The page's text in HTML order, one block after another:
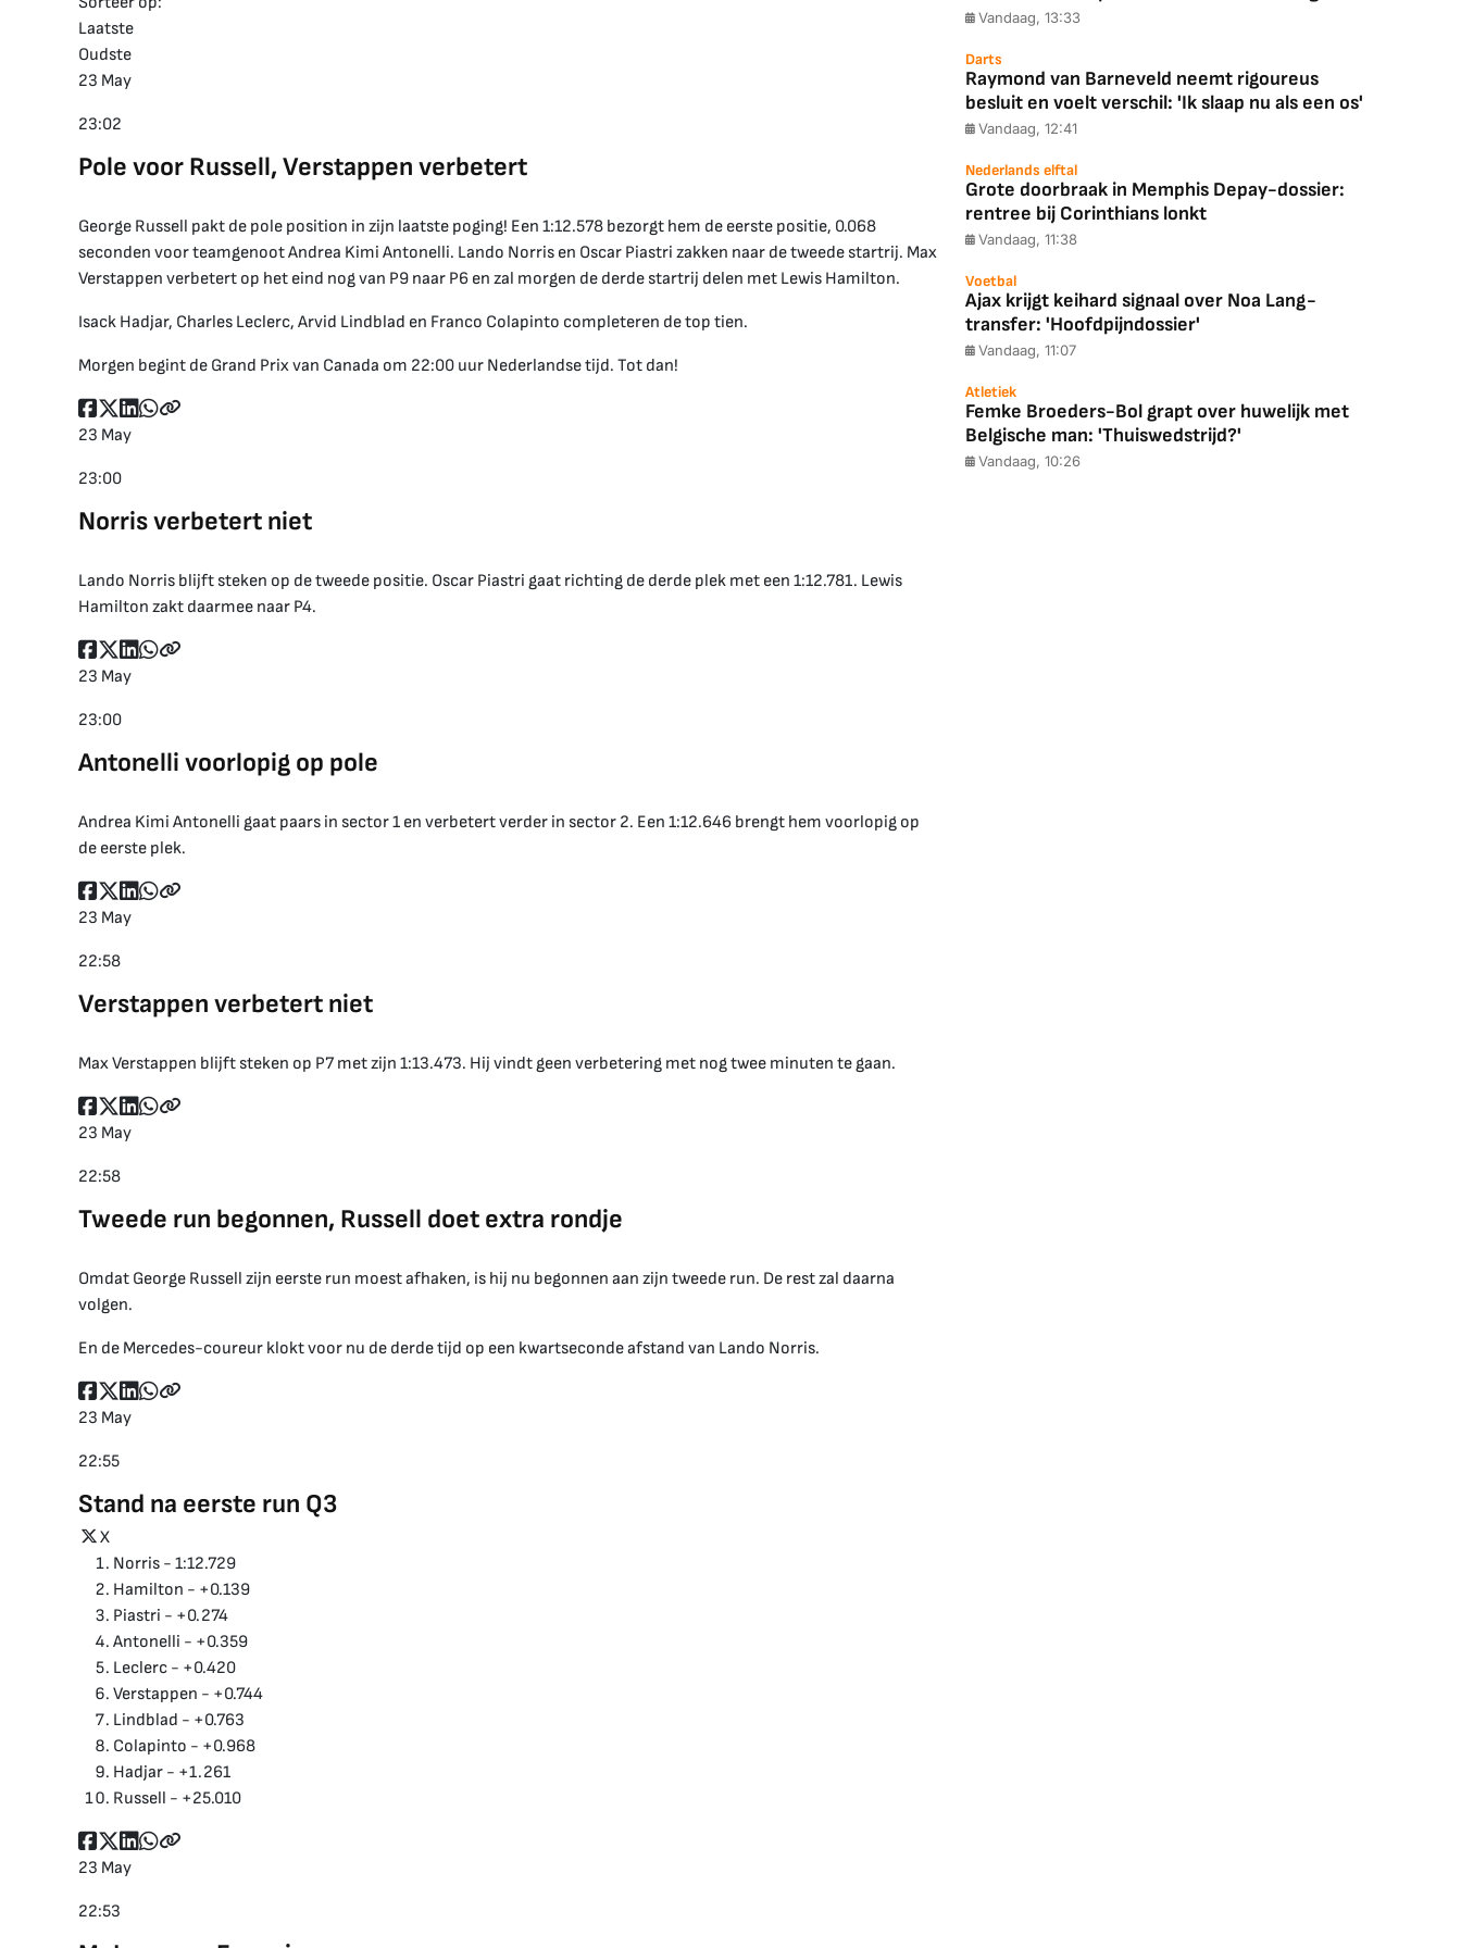
Laatste
Oudste
23 May
23:02
Pole voor Russell, Verstappen verbetert
George Russell pakt de pole position in zijn laatste poging! Een 1:12.578 bezorgt hem de eerste positie, 0.068
seconden voor teamgenoot Andrea Kimi Antonelli. Lando Norris en Oscar Piastri zakken naar de tweede startrij. Max
Verstappen verbetert op het eind nog van P9 naar P6 en zal morgen de derde startrij delen met Lewis Hamilton.
Isack Hadjar, Charles Leclerc, Arvid Lindblad en Franco Colapinto completeren de top tien.
Morgen begint de Grand Prix van Canada om 22:00 uur Nederlandse tijd. Tot dan!
23 May
23:00
Norris verbetert niet
Lando Norris blijft steken op de tweede positie. Oscar Piastri gaat richting de derde plek met een 1:12.781. Lewis
Hamilton zakt daarmee naar P4.
23 May
23:00
Antonelli voorlopig op pole
Andrea Kimi Antonelli gaat paars in sector 1 en verbetert verder in sector 2. Een 1:12.646 brengt hem voorlopig op
de eerste plek.
23 May
22:58
Verstappen verbetert niet
Max Verstappen blijft steken op P7 met zijn 1:13.473. Hij vindt geen verbetering met nog twee minuten te gaan.
23 May
22:58
Tweede run begonnen, Russell doet extra rondje
Omdat George Russell zijn eerste run moest afhaken, is hij nu begonnen aan zijn tweede run. De rest zal daarna
volgen.
En de Mercedes-coureur klokt voor nu de derde tijd op een kwartseconde afstand van Lando Norris.
23 May
22:55
Stand na eerste run Q3
X
Norris - 1:12.729
Hamilton - +0.139
Piastri - +0.274
Antonelli - +0.359
Leclerc - +0.420
Verstappen - +0.744
Lindblad - +0.763
Colapinto - +0.968
Hadjar - +1.261
Russell - +25.010
23 May
22:53
Vandaag, 13:33
Darts
Raymond van Barneveld neemt rigoureus
besluit en voelt verschil: 'Ik slaap nu als een os'
Vandaag, 12:41
Nederlands elftal
Grote doorbraak in Memphis Depay-dossier:
rentree bij Corinthians lonkt
Vandaag, 11:38
Voetbal
Ajax krijgt keihard signaal over Noa Lang-
transfer: 'Hoofdpijndossier'
Vandaag, 11:07
Atletiek
Femke Broeders-Bol grapt over huwelijk met
Belgische man: 'Thuiswedstrijd?'
Vandaag, 10:26